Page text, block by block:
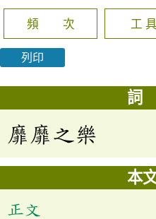
頻 次 工
列印
靡靡之樂
本
正文